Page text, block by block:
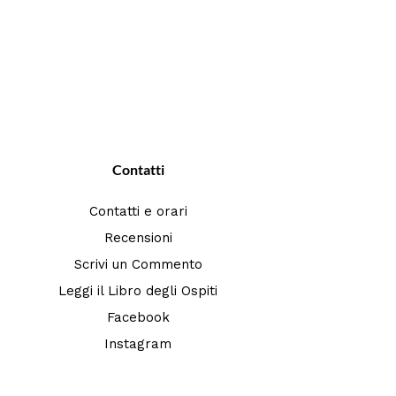
Contatti
Contatti e orari
Recensioni
Scrivi un Commento
Leggi il Libro degli Ospiti
Facebook
Instagram